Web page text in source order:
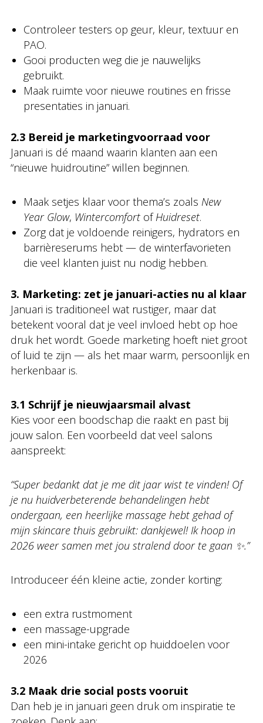
Controleer testers op geur, kleur, textuur en
PAO.
Gooi producten weg die je nauwelijks
gebruikt.
Maak ruimte voor nieuwe routines en frisse
presentaties in januari.
2.3 Bereid je marketingvoorraad voor
Januari is dé maand waarin klanten aan een
“nieuwe huidroutine” willen beginnen.
Maak setjes klaar voor thema’s zoals New
Year Glow, WintercomfortofHuidreset.
Zorg dat je voldoende reinigers, hydrators en
barrièreserums hebt — de winterfavorieten
die veel klanten juist nu nodig hebben.
3. Marketing: zet je januari-acties nu al klaar
Januari is traditioneel wat rustiger, maar dat
betekent vooral dat je veel invloed hebt op hoe
druk het wordt. Goede marketing hoeft niet groot
of luid te zijn — als het maar warm, persoonlijk en
herkenbaar is.
3.1 Schrijf je nieuwjaarsmail alvast
Kies voor een boodschap die raakt en past bij
jouw salon. Een voorbeeld dat veel salons
aanspreekt:
“Super bedankt dat je me dit jaar wist te vinden! Of
je nu huidverbeterende behandelingen hebt
ondergaan, een heerlijke massage hebt gehad of
mijn skincare thuis gebruikt: dankjewel! Ik hoop in
2026 weer samen met jou stralend door te gaan ✨.”
Introduceer één kleine actie, zonder korting:
een extra rustmoment
een massage-upgrade
een mini-intake gericht op huiddoelen voor
2026
3.2 Maak drie social posts vooruit
Dan heb je in januari geen druk om inspiratie te